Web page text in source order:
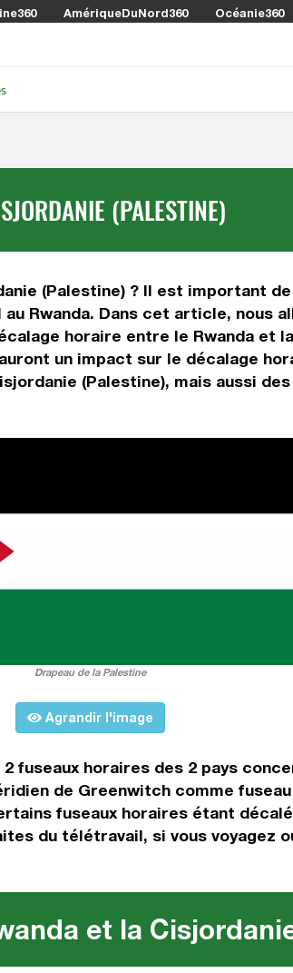
AmériqueDuNord360 Océanie360
(PALESTINE)
(Palestine) ? Il est important
Rwanda. Dans cet article, nous
horaire entre le Rwanda et
un impact sur le décalage
(Palestine), mais aussi
Drapeau de la Palestine
Agrandir l'image
fuseaux horaires des 2 pays
de Greenwitch comme
fuseaux horaires étant
du télétravail, si vous voyagez
et la